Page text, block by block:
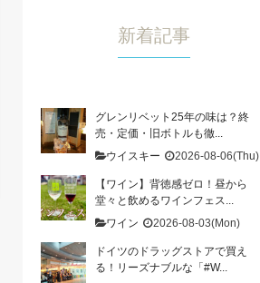
新着記事
グレンリベット25年の味は？終
売・定価・旧ボトルも徹...
ウイスキー
2026-08-06(Thu)
【ワイン】背徳感ゼロ！昼から
堂々と飲めるワインフェス...
ワイン
2026-08-03(Mon)
ドイツのドラッグストアで買え
る！リーズナブルな「#W...